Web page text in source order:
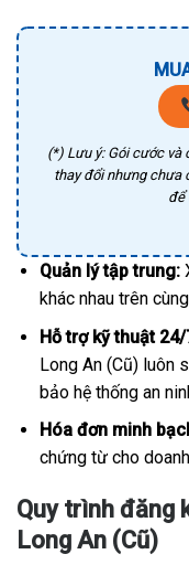
(*) Lưu ý: Gói cước và
thay đổi nhưng chưa
để
Quản lý tập trung:
khác nhau trên
Hỗ trợ kỹ thuật 24/
Long An (Cũ) luôn
bảo hệ thống an
Hóa đơn minh
chứng từ cho
Quy trình đăng
Long An (Cũ)